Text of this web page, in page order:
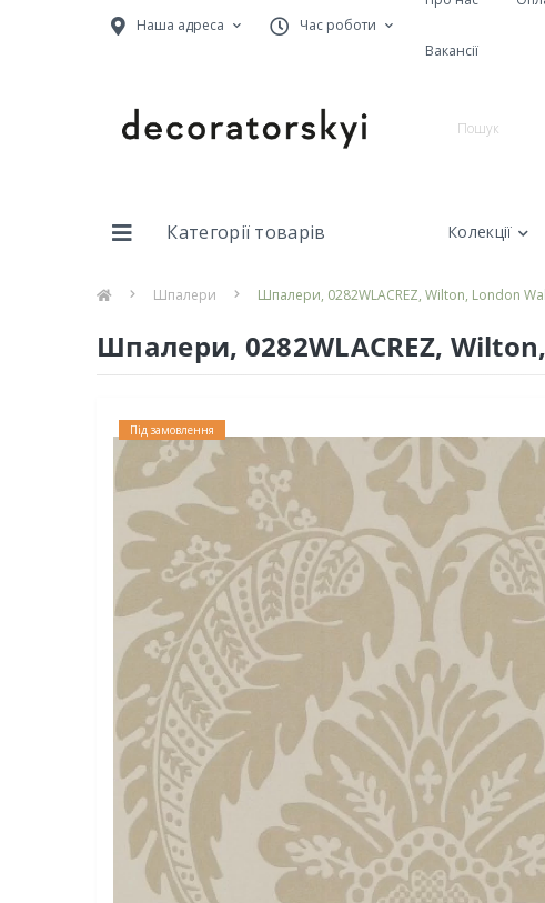
Наша адреса Час роботи
Вакансії
Категорії товарів Колекції
Шпалери Шпалери, 0282WLACREZ, Wilton, London
Шпалери, 0282WLACREZ,
Під замовлення